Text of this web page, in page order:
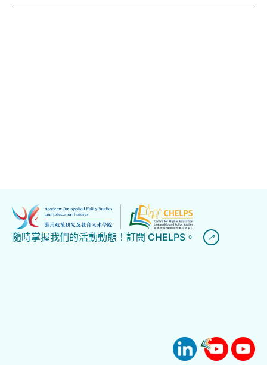
隨時掌握我們的活動動態！訂閱 CHELPS。